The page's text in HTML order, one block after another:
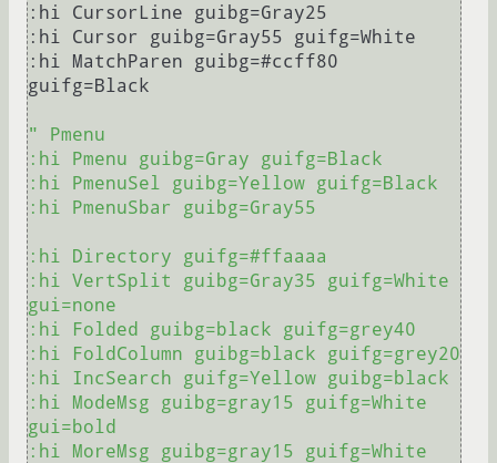
:hi CursorLine guibg=Gray25
:hi Cursor guibg=Gray55 guifg=White
:hi MatchParen guibg=#ccff80
guifg=Black
" Pmenu
:hi Pmenu guibg=Gray guifg=Black
:hi PmenuSel guibg=Yellow guifg=Black
:hi PmenuSbar guibg=Gray55
:hi Directory guifg=#ffaaaa
:hi VertSplit guibg=Gray35 guifg=White
gui=none
:hi Folded guibg=black guifg=grey40
:hi FoldColumn guibg=black guifg=grey20
:hi IncSearch guifg=Yellow guibg=black
:hi ModeMsg guibg=gray15 guifg=White
gui=bold
:hi MoreMsg guibg=gray15 guifg=White